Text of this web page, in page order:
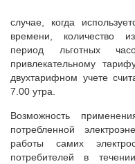
случае, когда
времени, количество
период льготных
привлекательному
двухтарифном учете
7.00 утра.
Возможность
потребленной
работы самих
потребителей в